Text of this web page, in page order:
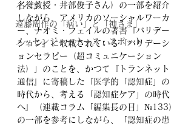
イベント
遠藤周作の「病い」と「神さま」
メッセンジャーナース・スポット
名誉教授・井部俊子さん）の一部を紹介
しながら、アメリカのソーシャルワーカ
ー、ナオミ・フェイルの著書『バリデー
ション』に収載されている「バリデーシ
ョンセラピー（超コミュニケーション
法）」のことを、かつて『トランネット
通信』に寄稿した『医学的「認知症」の
時代から、考える「認知症ケア」の時代
へ』（連載コラム「編集長の目」№133）
の一部を参考にしながら、「認知症の患